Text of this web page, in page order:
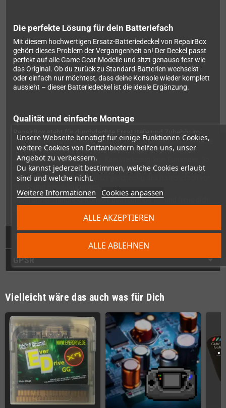
Unsere Webseite benötigt für einige Funktionen Cookies,
weitere Cookies von Drittanbietern helfen uns, unser
Angebot zu verbessern.
Du kannst jederzeit bestimmen, welche Cookies erlaubt
sind und welche nicht.
Weitere Informationen Cookies anpassen
ALLE ABLEHNEN
ALLE AKZEPTIEREN
Die perfekte Lösung für dein Batteriefach
Mit diesem hochwertigen Ersatz-Batteriedeckel von RepairBox
gehört dieses Problem der Vergangenheit an! Der Deckel passt
perfekt auf alle Game Gear Modelle und sitzt genauso fest wie
das Original. Ob du zurück zu Standard-Batterien wechselst
oder einfach nur möchtest, dass deine Konsole wieder komplett
aussieht – dieser Batteriedeckel ist die ideale Ergänzung.
Qualität und einfache Montage
Retro-Gaming-Bereich. Der Batteriedeckel überzeugt durch seine
robuste Verarbeitung und lässt sich kinderleicht montieren –
einfach aufsetzen und fertig. Kein Werkzeug, kein Fummelei. So
machst du deinen geliebten Game Gear im Handumdrehen
wieder vollständig und schützt gleichzeitig das Batteriefach vor
Gönn deiner Handheld-Konsole das fehlende Teil und freue dich
GPSR
Vielleicht wäre das auch was für Dich